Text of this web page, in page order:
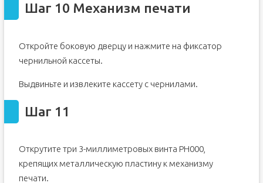
Шаг 10 Механизм печати
Откройте боковую дверцу и нажмите на фиксатор
чернильной кассеты.
Выдвиньте и извлеките кассету с чернилами.
Шаг 11
Открутите три 3-миллиметровых винта PH000,
крепящих металлическую пластину к механизму
печати.